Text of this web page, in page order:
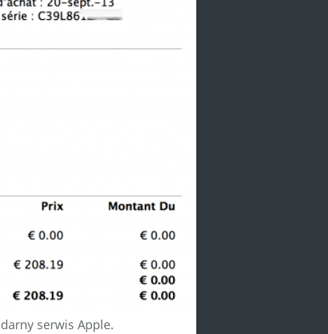
serwis Apple.